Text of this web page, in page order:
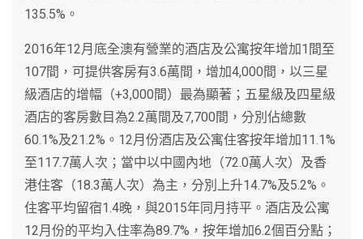
135.5%。
2016年12月底全澳有營業的酒店及公寓按年增加1間至
107間，可提供客房有3.6萬間，增加4,000間，以三星
級酒店的增幅（+3,000間）最為顯著；五星級及四星級
酒店的客房數目為2.2萬間及7,700間，分別佔總數
60.1%及21.2%。12月份酒店及公寓住客按年增加11.1%
至117.7萬人次；當中以中國內地（72.0萬人次）及香
港住客（18.3萬人次）為主，分別上升14.7%及5.2%。
住客平均留宿1.4晚，與2015年同月持平。酒店及公寓
12月份的平均入住率為89.7%，按年增加6.2個百分點；